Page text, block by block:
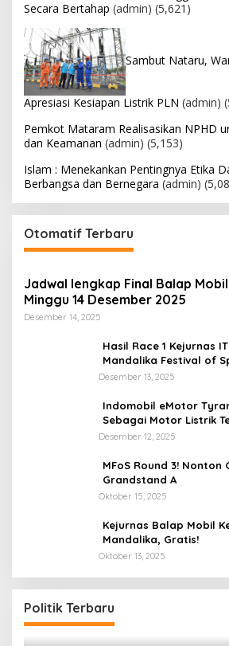
Secara Bertahap (admin) (5,621)
Sambut Nataru,
Apresiasi Kesiapan Listrik PLN (admin)
Pemkot Mataram Realisasikan NPHD
dan Keamanan (admin) (5,153)
Islam : Menekankan Pentingnya Etika
Berbangsa dan Bernegara (admin)
Otomatif Terbaru
Jadwal lengkap Final Balap
Minggu 14 Desember 2025
Desember 14, 2025
Hasil Race 1 Kejurnas
Mandalika Festival of
Desember 13, 2025
Indomobil eMotor
Sebagai Motor Listrik
Desember 12, 2025
MFoS Round 3! Nonton
Grandstand A
Oktober 15, 2025
Kejurnas Balap Mobil
Mandalika, Gratis!
Oktober 13, 2025
Politik Terbaru